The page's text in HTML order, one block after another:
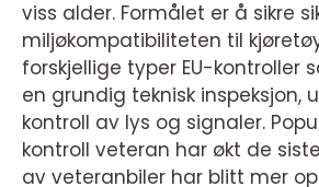
viss alder. Formålet er å sikre
miljøkompatibiliteten til
forskjellige typer EU-kontroller
en grundig teknisk inspeksjon,
kontroll av lys og signaler.
kontroll veteran har økt de
av veteranbiler har blitt mer